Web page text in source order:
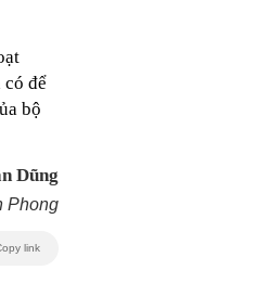
có để
bộ
Dũng
Phong
link